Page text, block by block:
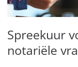
Spreekuur
notariële